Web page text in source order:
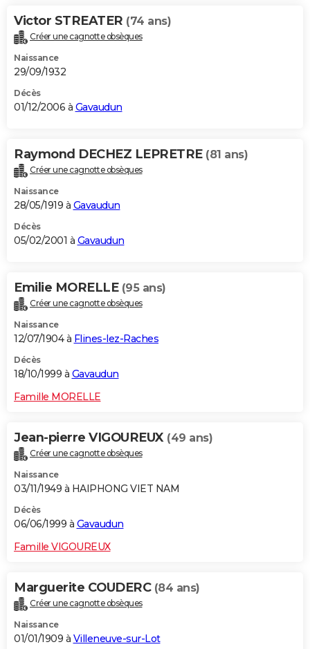
Victor STREATER (74 ans)
Créer une cagnotte obsèques
Naissance
29/09/1932
Décès
01/12/2006 à Gavaudun
Raymond DECHEZ LEPRETRE (81 ans)
Créer une cagnotte obsèques
Naissance
28/05/1919 à Gavaudun
Décès
05/02/2001 à Gavaudun
Emilie MORELLE (95 ans)
Créer une cagnotte obsèques
Naissance
12/07/1904 à Flines-lez-Raches
Décès
18/10/1999 à Gavaudun
Famille MORELLE
Jean-pierre VIGOUREUX (49 ans)
Créer une cagnotte obsèques
Naissance
03/11/1949 à HAIPHONG VIET NAM
Décès
06/06/1999 à Gavaudun
Famille VIGOUREUX
Marguerite COUDERC (84 ans)
Créer une cagnotte obsèques
Naissance
01/01/1909 à Villeneuve-sur-Lot